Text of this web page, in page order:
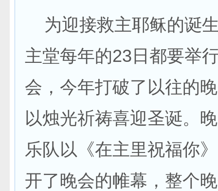
为迎接救主耶稣的诞
主堂每年的23日都要举
会，今年打破了以往的
以烛光祈祷喜迎圣诞。
乐队以《在主里祝福你
开了晚会的帷幕，整个